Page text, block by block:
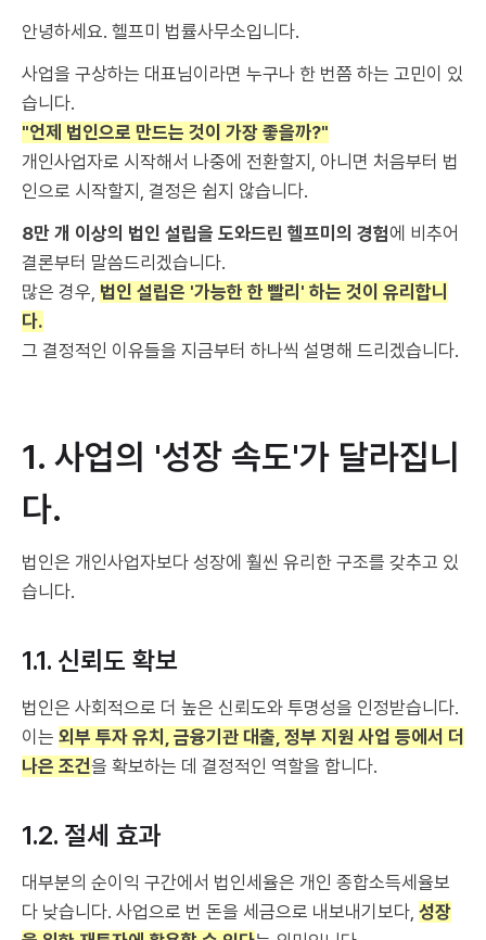
안녕하세요. 헬프미 법률사무소입니다.
사업을 구상하는 대표님이라면 누구나 한 번쯤 하는 고민이 있
습니다.
"언제 법인으로 만드는 것이 가장 좋을까?"
개인사업자로 시작해서 나중에 전환할지, 아니면 처음부터 법
인으로 시작할지, 결정은 쉽지 않습니다.
8만 개 이상의 법인 설립을 도와드린 헬프미의 경험에 비추어
결론부터 말씀드리겠습니다.
많은 경우, 법인 설립은 '가능한 한 빨리' 하는 것이 유리합니
다.
그 결정적인 이유들을 지금부터 하나씩 설명해 드리겠습니다.
1. 사업의 '성장 속도'가 달라집니
다.
법인은 개인사업자보다 성장에 훨씬 유리한 구조를 갖추고 있
습니다.
1.1. 신뢰도 확보
법인은 사회적으로 더 높은 신뢰도와 투명성을 인정받습니다.
이는 외부 투자 유치, 금융기관 대출, 정부 지원 사업 등에서 더
나은 조건을 확보하는 데 결정적인 역할을 합니다.
1.2. 절세 효과
대부분의 순이익 구간에서 법인세율은 개인 종합소득세율보
다 낮습니다. 사업으로 번 돈을 세금으로 내보내기보다, 성장